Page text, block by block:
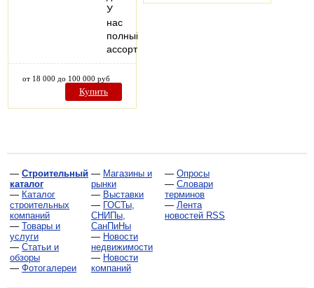
У
нас
полный
ассортимент…
от 18 000 до 100 000 руб
Купить
— Строительный
каталог
— Каталог
строительных
компаний
— Товары и
услуги
— Статьи и
обзоры
— Фотогалереи
— Магазины и
рынки
— Выставки
— ГОСТы,
СНИПы,
СанПиНы
— Новости
недвижимости
— Новости
компаний
— Опросы
— Словари
терминов
— Лента
новостей RSS